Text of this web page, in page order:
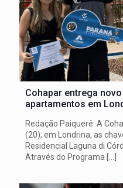
Cohapar entrega
apartamentos em
Redação Paiquerê A
(20), em Londrina, as
Residencial Laguna di
Através do Programa